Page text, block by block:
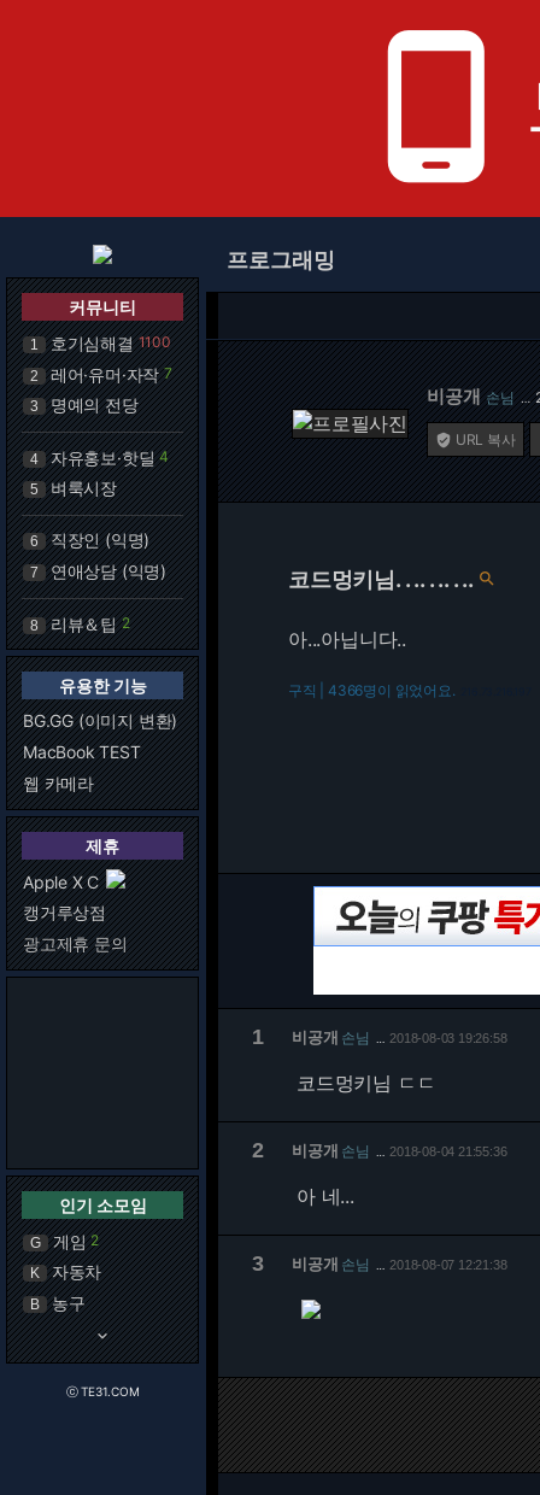
phone_android
커뮤니티
1 호기심해결 1100
2 레어·유머·자작 7
3 명예의 전당
4 자유홍보·핫딜 4
5 벼룩시장
6 직장인 (익명)
7 연애상담 (익명)
8 리뷰＆팁 2
유용한 기능
BG.GG (이미지 변환)
MacBook TEST
웹 카메라
제휴
Apple X C
캥거루상점
광고제휴 문의
인기 소모임
G 게임 2
K 자동차
B 농구
keyboard_arrow_down
ⓒ TE31.COM
프로그래밍
비공개 손님 …
 URL 복사
코드멍키님. . .. . .. . .. 
아...아닙니다..
구직 | 4366명이 읽었어요.
1 비공개 손님 2018-08-03 19:26:58
코드멍키님 ㄷㄷ
2 비공개 손님 2018-08-04 21:55:36
아 네...
3 비공개 손님 2018-08-07 12:21:38